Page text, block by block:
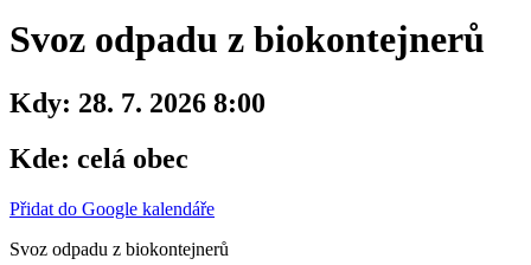
Svoz odpadu z biokontejnerů
Kdy: 28. 7. 2026 8:00
Kde: celá obec
Přidat do Google kalendáře
Svoz odpadu z biokontejnerů